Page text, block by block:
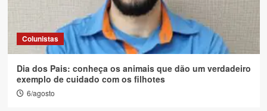
Colunistas
Dia dos Pais: conheça os animais que dão um verdadeiro
exemplo de cuidado com os filhotes
6/agosto